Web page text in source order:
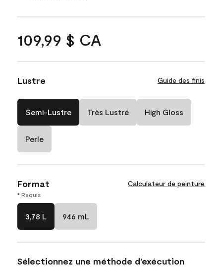
109,99 $ CA
Lustre Guide des finis
Semi-Lustre Très Lustré High Gloss
Perle
Format Calculateur de peinture
* Requis
3,78 L 946 mL
Sélectionnez une méthode d’exécution